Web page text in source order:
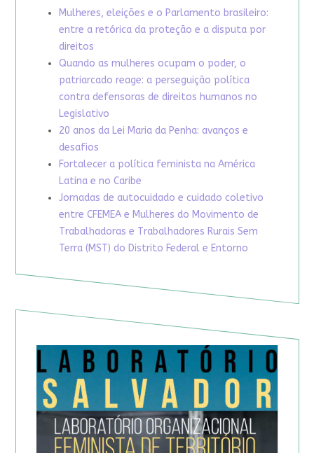
Mulheres, eleições e o Parlamento brasileiro:
entre a retórica da proteção e a disputa por
direitos
Quando as mulheres ocupam o poder, o
patriarcado reage: a perseguição política
contra defensoras de direitos humanos no
Legislativo
20 anos da Lei Maria da Penha: avanços e
desafios
Fortalecer a política feminista na América
Latina e no Caribe
Jornadas de autocuidado e cuidado coletivo
entre CFEMEA e Mulheres do Movimento de
Trabalhadoras e Trabalhadores Rurais Sem
Terra (MST) do Distrito Federal e Entorno